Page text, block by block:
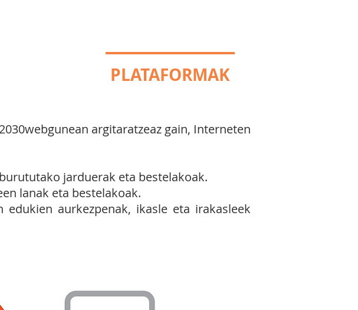
PLATAFORMAK
argitaratzeaz gain, Interneten
jarduerak eta bestelakoak.
lanak eta bestelakoak.
aurkezpenak, ikasle eta irakasleek